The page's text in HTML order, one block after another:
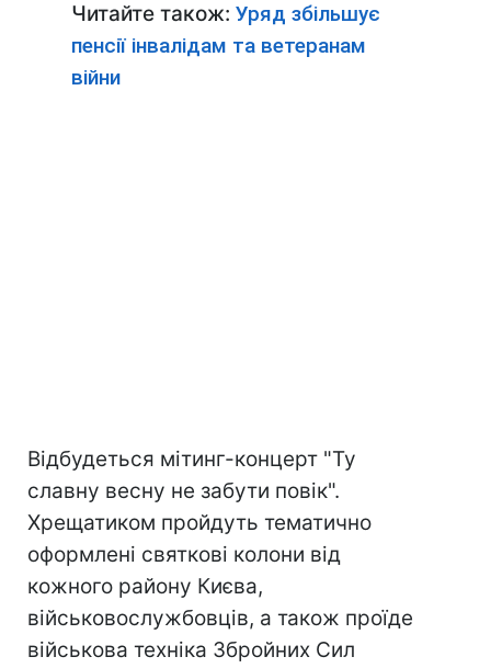
Читайте також: Уряд збільшує
пенсії інвалідам та ветеранам
війни
Відбудеться мітинг-концерт "Ту
славну весну не забути повік".
Хрещатиком пройдуть тематично
оформлені святкові колони від
кожного району Києва,
військовослужбовців, а також проїде
військова техніка Збройних Сил